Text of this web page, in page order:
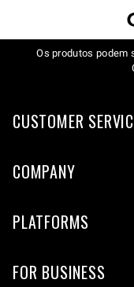
Os produtos podem
CUSTOMER
COMPANY
PLATFORMS
FOR BUSINESS